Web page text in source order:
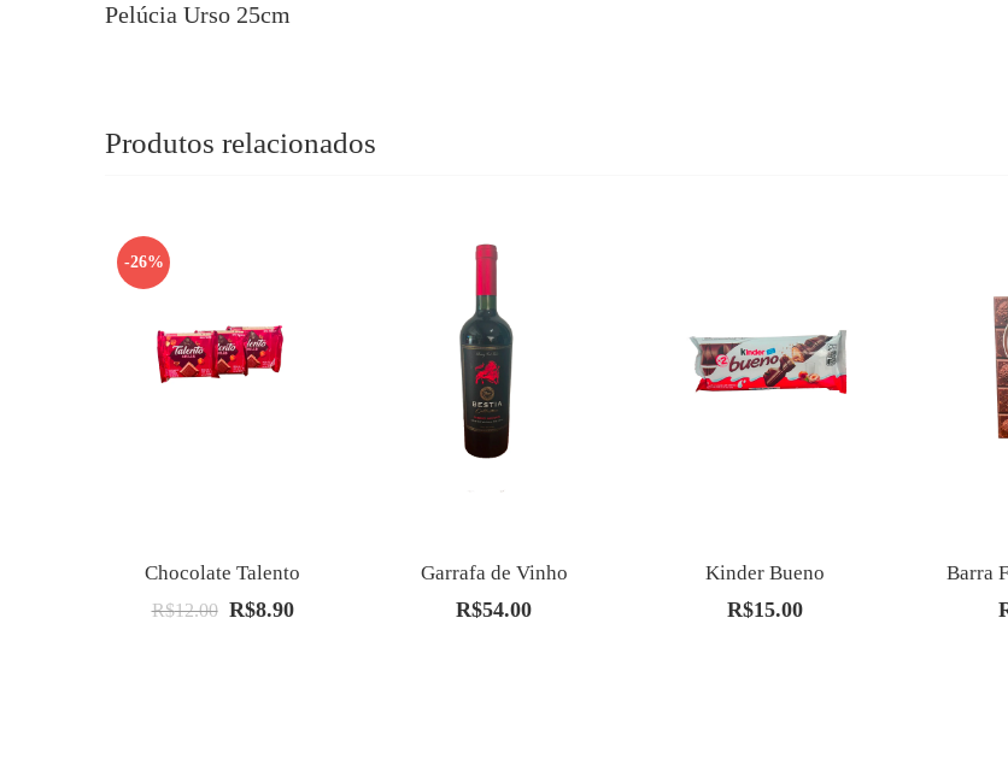
Pelúcia Urso 25cm
Produtos relacionados
-26%
Chocolate Talento
R$12.00 O
R$8.90O
Garrafa de Vinho
R$54.00
Kinder Bueno
R$15.00
Barra